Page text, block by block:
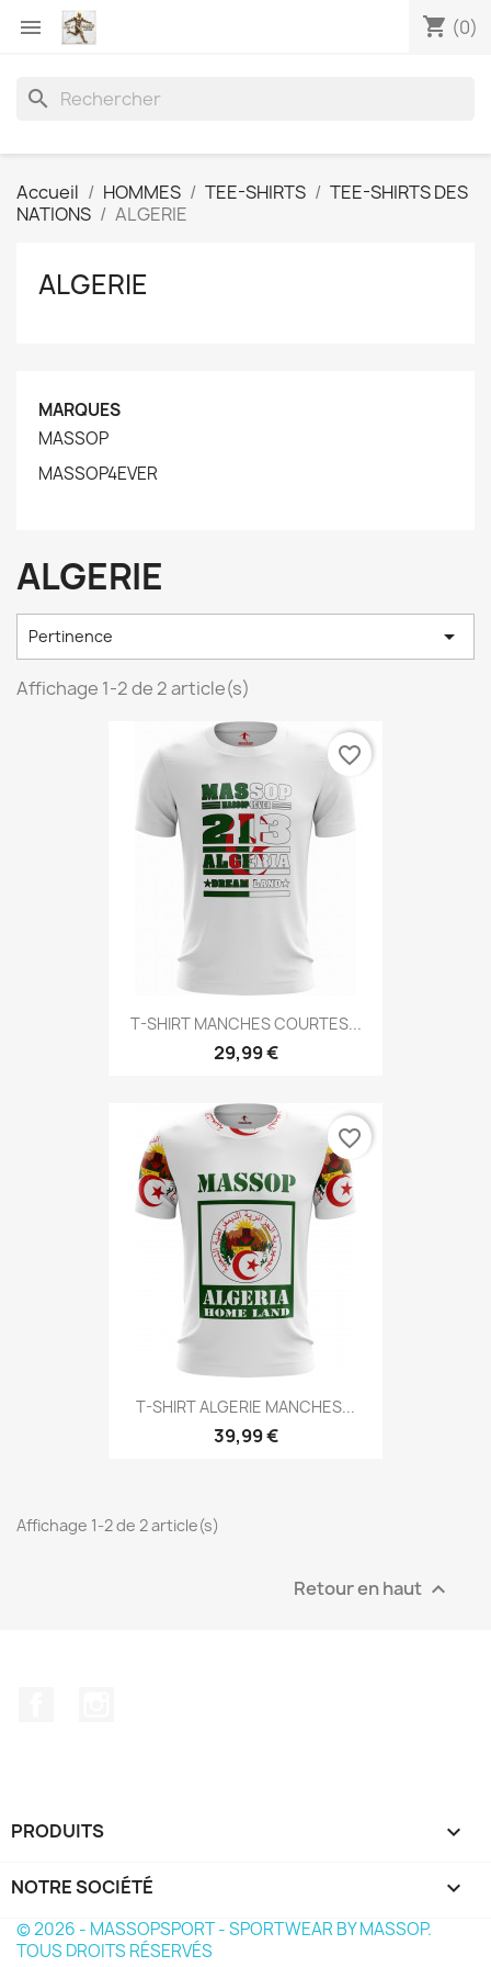
 shopping_cart (0)
search
Accueil HOMMES TEE-SHIRTS
TEE-SHIRTS DES
NATIONS
ALGERIE
ALGERIE
MARQUES
MASSOP
MASSOP4EVER
ALGERIE
Pertinence 
Affichage 1-2 de 2 article(s)
T-SHIRT MANCHES COURTES...
29,99 €
favorite_border
T-SHIRT ALGERIE MANCHES...
39,99 €
favorite_border
Affichage 1-2 de 2 article(s)
Retour en haut 
PRODUITS 
NOTRE SOCIÉTÉ 
© 2026 - MASSOPSPORT - SPORTWEAR BY MASSOP.
TOUS DROITS RÉSERVÉS